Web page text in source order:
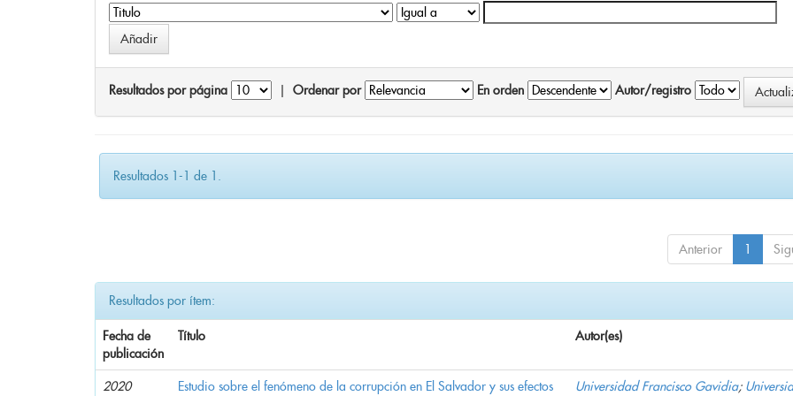
Resultados por página Ordenar por En orden Autor/registro
Resultados 1-1 de 1.
Anterior 1
Resultados por ítem:
Fecha de
publicación
Título Autor(es)
2020 Estudio sobre el fenómeno de la corrupción en El Salvador y sus efectos Universidad Francisco Gavidia;